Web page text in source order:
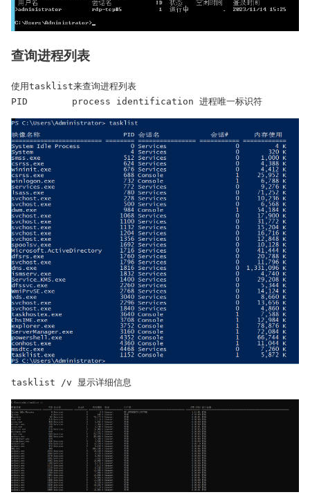
查询进程列表
使用tasklist来查询进程列表
PID        process identification 进程唯一标识符
tasklist /v 显示详细信息